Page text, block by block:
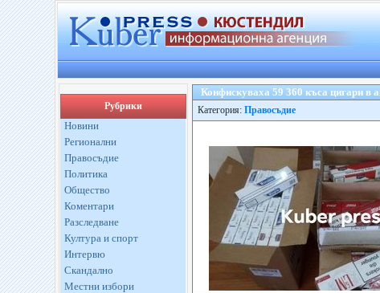
Рубрики
Новини
Регионални
Правосъдие
Политика
Общество
Коментари
Разследване
Култура и спорт
Интервю
Скандално
Местни избори
Конфискуваха 59 360 къса цигари в
Категория: Правосъдие